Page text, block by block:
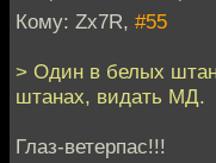
Кому: Zx7R, #55
> Один в белых
штанах, видать МД.
Глаз-ветерпас!!!